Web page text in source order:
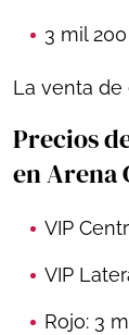
3 mil
La venta de
Precios
en Arena
VIP
VIP
Rojo: 3